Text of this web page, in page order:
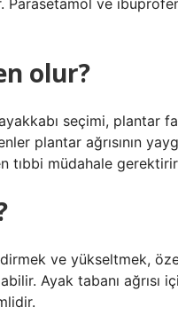
Parasetamol ve
olur?
seçimi, plantar
plantar ağrısının
tıbbi müdahale
ve yükseltmek,
Ayak tabanı ağrısı